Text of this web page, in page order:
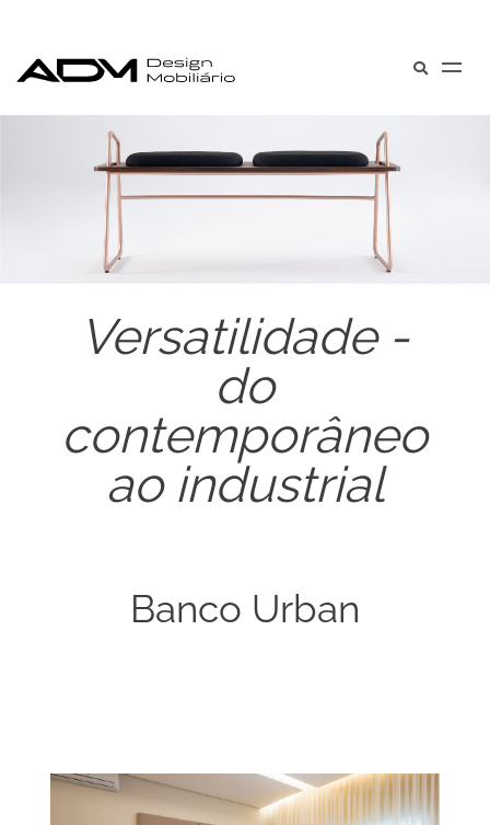
Versatilidade -
do
contemporâneo
ao industrial
Banco Urban